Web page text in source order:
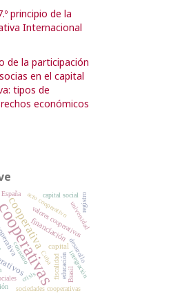
principio de la
Internacional
de la participación
en el capital
tipos de
económicos
cooperativafinanciación
capital
valores cooperativos
fiscalidadeducación
sociedades cooperativas
acto cooperativo
desarrollo
capital social
universidad
Cuba
crisis
España
integración
registro
consumo
Brasil